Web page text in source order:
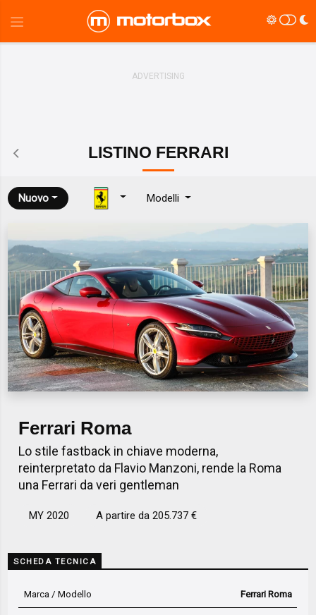
LISTINO FERRARI
Nuovo Modelli
Ferrari Roma
Lo stile fastback in chiave moderna,
reinterpretato da Flavio Manzoni, rende la Roma
una Ferrari da veri gentleman
MY 2020 A partire da 205.737 €
SCHEDA TECNICA
Marca / Modello Ferrari Roma